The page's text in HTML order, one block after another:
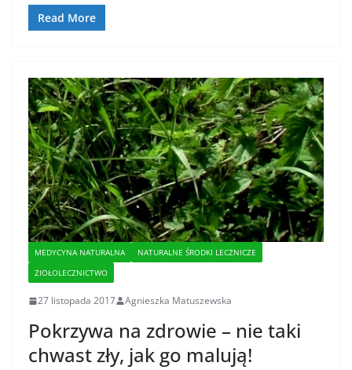
Read More
MEDYCYNA NATURALNA
NATURALNE ŚRODKI LECZNICZE
ZIOŁOLECZNICTWO
27 listopada 2017 Agnieszka Matuszewska
Pokrzywa na zdrowie – nie taki
chwast zły, jak go malują!